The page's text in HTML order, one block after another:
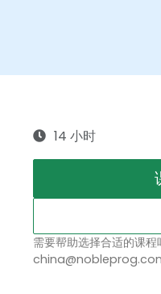
14 小时
需要帮助选择合适的课程